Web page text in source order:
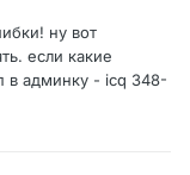
ну вот
если какие
в админку - icq 348-